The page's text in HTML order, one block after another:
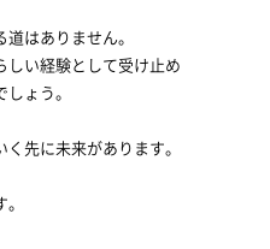
はありません。
しい経験として受け止め
ょう。
先に未来があります。